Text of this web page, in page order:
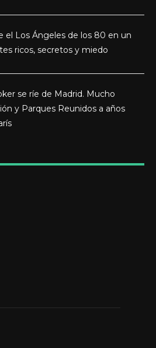
el Los Ángeles de los 80 en un
ricos, secretos y miedo
se ríe de Madrid. Mucho
y Parques Reunidos a años